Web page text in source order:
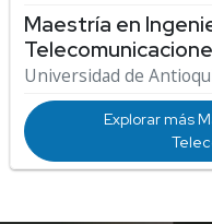
Maestría en
Universidad de
Explorar más